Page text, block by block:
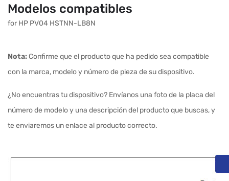
Modelos compatibles
for HP PV04 HSTNN-LB8N
Nota:Confirme que el producto que ha pedido sea compatible
con la marca, modelo y número de pieza de su dispositivo.
¿No encuentras tu dispositivo? Envíanos una foto de la placa del
número de modelo y una descripción del producto que buscas, y
te enviaremos un enlace al producto correcto.